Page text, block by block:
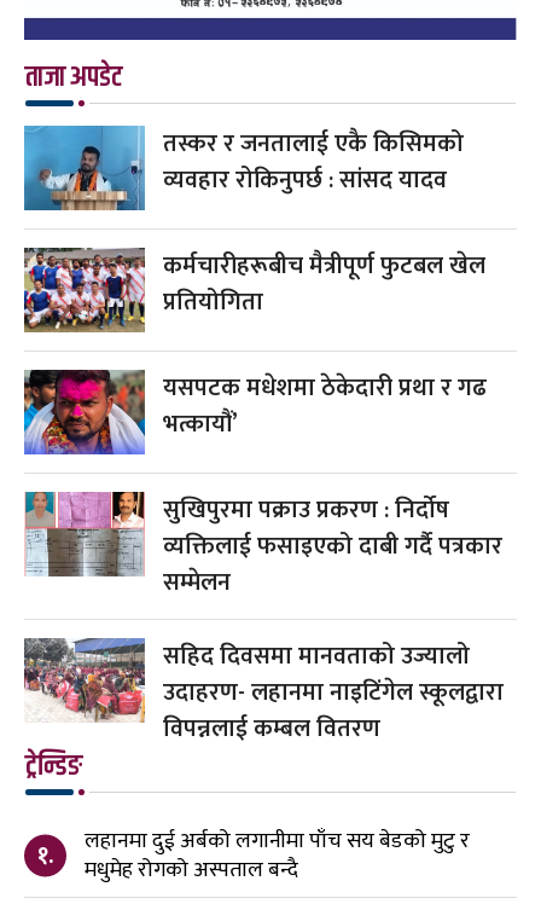
ताजा अपडेट
तस्कर र जनतालाई एकै किसिमको
व्यवहार रोकिनुपर्छ : सांसद यादव
कर्मचारीहरूबीच मैत्रीपूर्ण फुटबल खेल
प्रतियोगिता
यसपटक मधेशमा ठेकेदारी प्रथा र गढ
भत्कायौं’
सुखिपुरमा पक्राउ प्रकरण : निर्दोष
व्यक्तिलाई फसाइएको दाबी गर्दै पत्रकार
सम्मेलन
सहिद दिवसमा मानवताको उज्यालो
उदाहरण- लहानमा नाइटिंगेल स्कूलद्वारा
विपन्नलाई कम्बल वितरण
ट्रेन्डिङ
१.
लहानमा दुई अर्बको लगानीमा पाँच सय बेडको मुटु र
मधुमेह रोगको अस्पताल बन्दै